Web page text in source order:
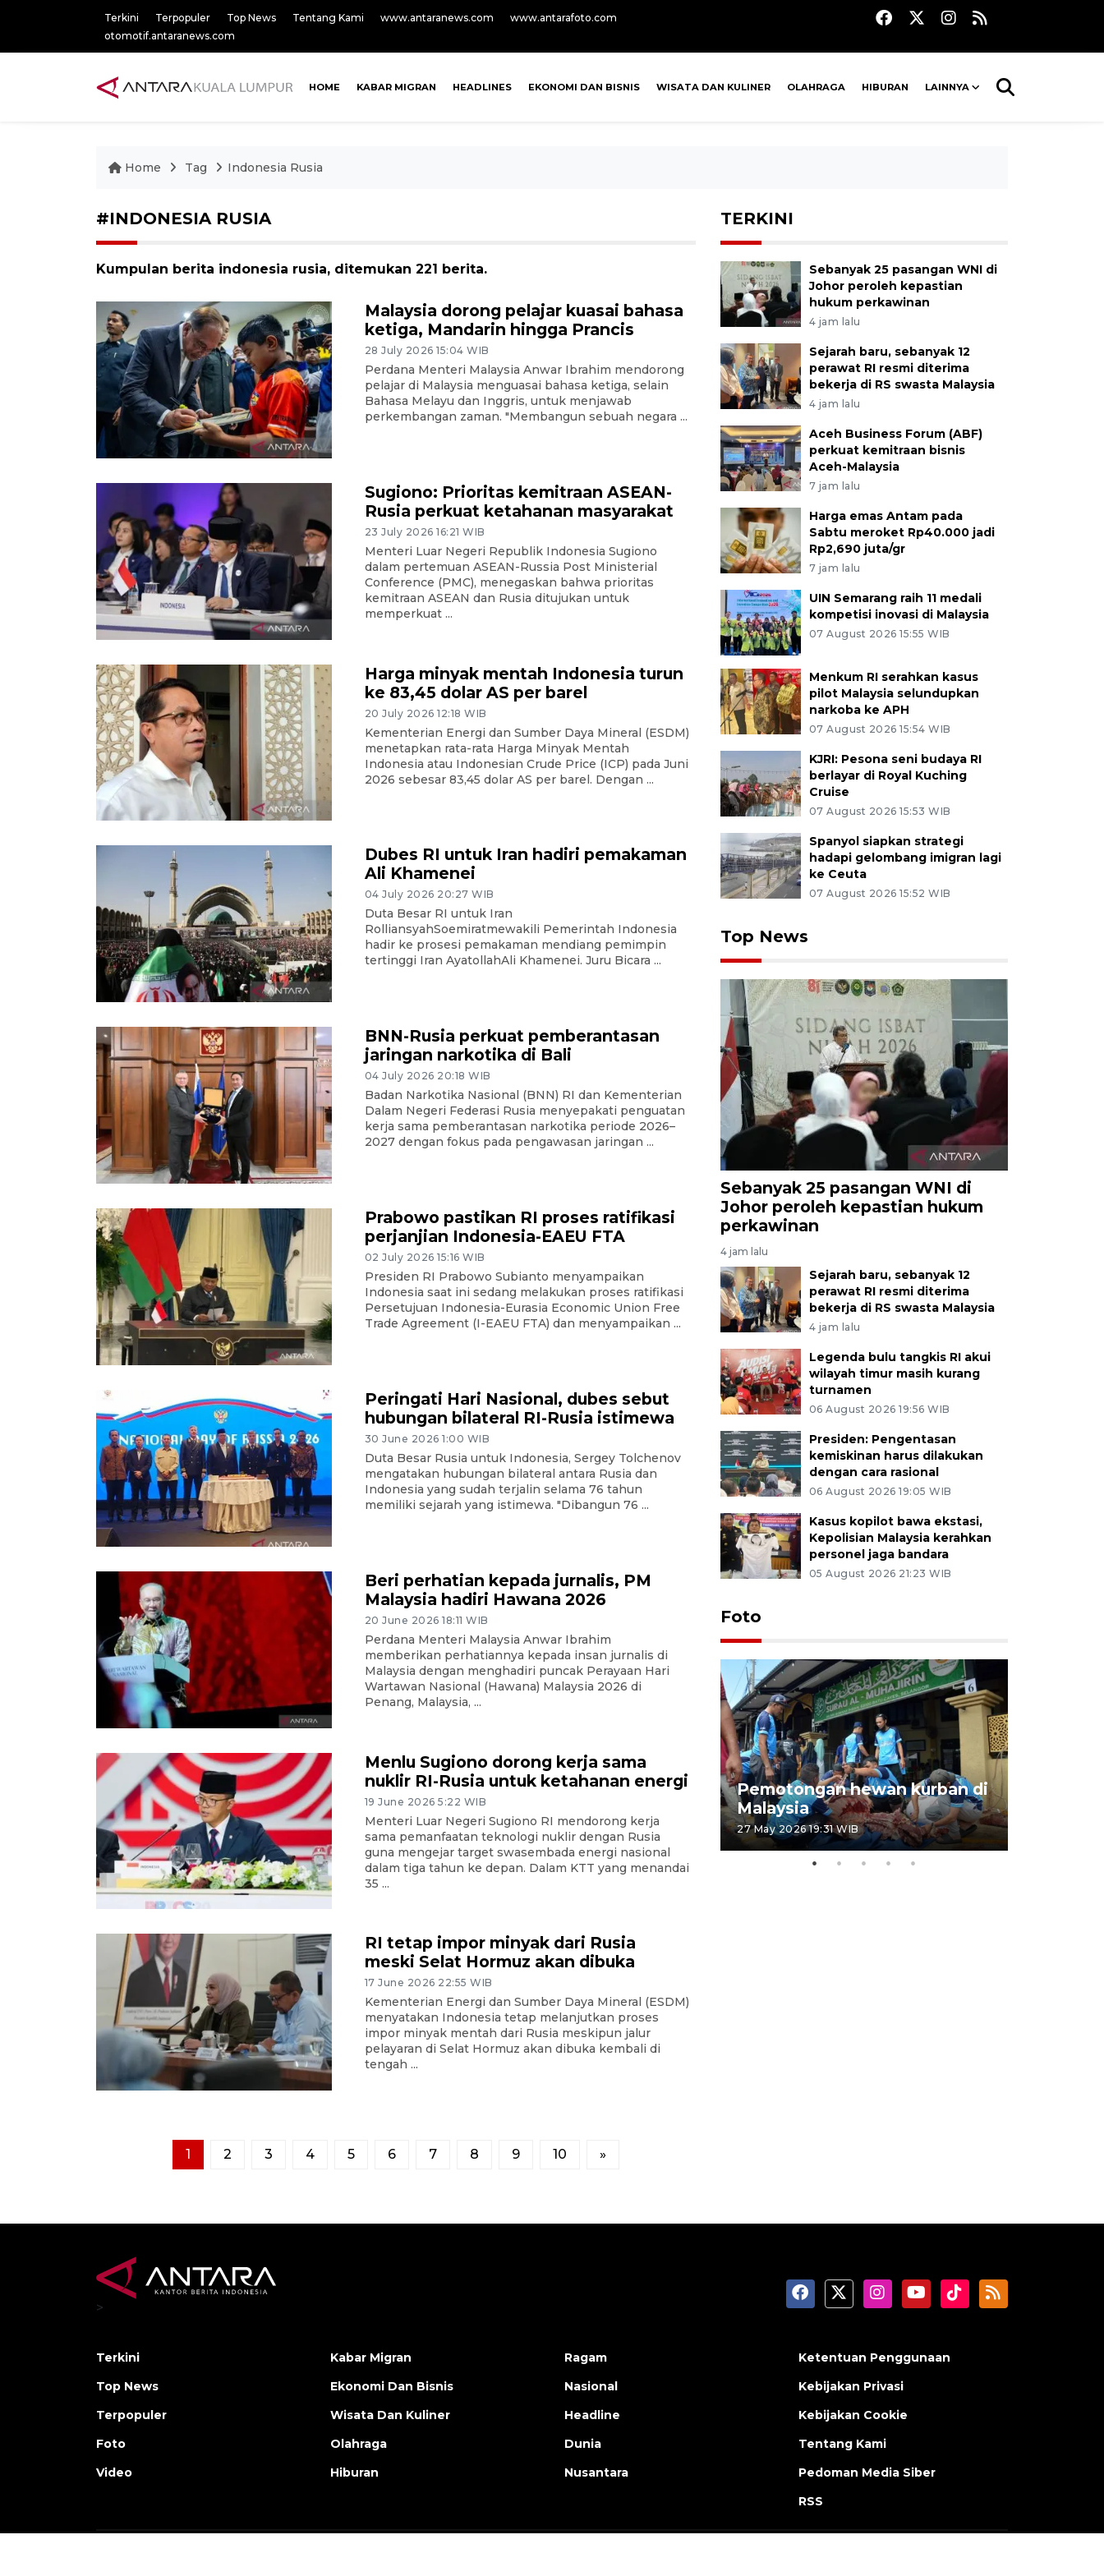
Terkini Terpopuler Top News Tentang Kami www.antaranews.com
www.antarafoto.com
otomotif.antaranews.com
HOME KABAR MIGRAN HEADLINES EKONOMI DAN BISNIS WISATA DAN KULINER OLAHRAGA HIBURAN LAINNYA
Home Tag Indonesia Rusia
#INDONESIA RUSIA
Kumpulan berita indonesia rusia, ditemukan 221 berita.
Malaysia dorong pelajar kuasai bahasa
ketiga, Mandarin hingga Prancis
28 July 2026 15:04 WIB
Perdana Menteri Malaysia Anwar Ibrahim mendorong
pelajar di Malaysia menguasai bahasa ketiga, selain
Bahasa Melayu dan Inggris, untuk menjawab
perkembangan zaman. "Membangun sebuah negara ...
Sugiono: Prioritas kemitraan ASEAN-
Rusia perkuat ketahanan masyarakat
23 July 2026 16:21 WIB
Menteri Luar Negeri Republik Indonesia Sugiono
dalam pertemuan ASEAN-Russia Post Ministerial
Conference (PMC), menegaskan bahwa prioritas
kemitraan ASEAN dan Rusia ditujukan untuk
memperkuat ...
Harga minyak mentah Indonesia turun
ke 83,45 dolar AS per barel
20 July 2026 12:18 WIB
Kementerian Energi dan Sumber Daya Mineral (ESDM)
menetapkan rata-rata Harga Minyak Mentah
Indonesia atau Indonesian Crude Price (ICP) pada Juni
2026 sebesar 83,45 dolar AS per barel. Dengan ...
Dubes RI untuk Iran hadiri pemakaman
Ali Khamenei
04 July 2026 20:27 WIB
Duta Besar RI untuk Iran
RolliansyahSoemiratmewakili Pemerintah Indonesia
hadir ke prosesi pemakaman mendiang pemimpin
tertinggi Iran AyatollahAli Khamenei. Juru Bicara ...
BNN-Rusia perkuat pemberantasan
jaringan narkotika di Bali
04 July 2026 20:18 WIB
Badan Narkotika Nasional (BNN) RI dan Kementerian
Dalam Negeri Federasi Rusia menyepakati penguatan
kerja sama pemberantasan narkotika periode 2026–
2027 dengan fokus pada pengawasan jaringan ...
Prabowo pastikan RI proses ratifikasi
perjanjian Indonesia-EAEU FTA
02 July 2026 15:16 WIB
Presiden RI Prabowo Subianto menyampaikan
Indonesia saat ini sedang melakukan proses ratifikasi
Persetujuan Indonesia-Eurasia Economic Union Free
Trade Agreement (I-EAEU FTA) dan menyampaikan ...
Peringati Hari Nasional, dubes sebut
hubungan bilateral RI-Rusia istimewa
30 June 2026 1:00 WIB
Duta Besar Rusia untuk Indonesia, Sergey Tolchenov
mengatakan hubungan bilateral antara Rusia dan
Indonesia yang sudah terjalin selama 76 tahun
memiliki sejarah yang istimewa. "Dibangun 76 ...
Beri perhatian kepada jurnalis, PM
Malaysia hadiri Hawana 2026
20 June 2026 18:11 WIB
Perdana Menteri Malaysia Anwar Ibrahim
memberikan perhatiannya kepada insan jurnalis di
Malaysia dengan menghadiri puncak Perayaan Hari
Wartawan Nasional (Hawana) Malaysia 2026 di
Penang, Malaysia, ...
Menlu Sugiono dorong kerja sama
nuklir RI-Rusia untuk ketahanan energi
19 June 2026 5:22 WIB
Menteri Luar Negeri Sugiono RI mendorong kerja
sama pemanfaatan teknologi nuklir dengan Rusia
guna mengejar target swasembada energi nasional
dalam tiga tahun ke depan. Dalam KTT yang menandai
35 ...
RI tetap impor minyak dari Rusia
meski Selat Hormuz akan dibuka
17 June 2026 22:55 WIB
Kementerian Energi dan Sumber Daya Mineral (ESDM)
menyatakan Indonesia tetap melanjutkan proses
impor minyak mentah dari Rusia meskipun jalur
pelayaran di Selat Hormuz akan dibuka kembali di
tengah ...
1 2 3 4 5 6 7 8 9 10 »
TERKINI
Sebanyak 25 pasangan WNI di
Johor peroleh kepastian
hukum perkawinan
4 jam lalu
Sejarah baru, sebanyak 12
perawat RI resmi diterima
bekerja di RS swasta Malaysia
4 jam lalu
Aceh Business Forum (ABF)
perkuat kemitraan bisnis
Aceh-Malaysia
7 jam lalu
Harga emas Antam pada
Sabtu meroket Rp40.000 jadi
Rp2,690 juta/gr
7 jam lalu
UIN Semarang raih 11 medali
kompetisi inovasi di Malaysia
07 August 2026 15:55 WIB
Menkum RI serahkan kasus
pilot Malaysia selundupkan
narkoba ke APH
07 August 2026 15:54 WIB
KJRI: Pesona seni budaya RI
berlayar di Royal Kuching
Cruise
07 August 2026 15:53 WIB
Spanyol siapkan strategi
hadapi gelombang imigran lagi
ke Ceuta
07 August 2026 15:52 WIB
Top News
Sebanyak 25 pasangan WNI di
Johor peroleh kepastian hukum
perkawinan
4 jam lalu
Sejarah baru, sebanyak 12
perawat RI resmi diterima
bekerja di RS swasta Malaysia
4 jam lalu
Legenda bulu tangkis RI akui
wilayah timur masih kurang
turnamen
06 August 2026 19:56 WIB
Presiden: Pengentasan
kemiskinan harus dilakukan
dengan cara rasional
06 August 2026 19:05 WIB
Kasus kopilot bawa ekstasi,
Kepolisian Malaysia kerahkan
personel jaga bandara
05 August 2026 21:23 WIB
Foto
Tarawih di Malaysia
19 February 2026 19:47 WIB
Pemotongan hewan kurban di
Malaysia
27 May 2026 19:31 WIB
>
Terkini
Top News
Terpopuler
Foto
Video
Kabar Migran
Ekonomi Dan Bisnis
Wisata Dan Kuliner
Olahraga
Hiburan
Ragam
Nasional
Headline
Dunia
Nusantara
Ketentuan Penggunaan
Kebijakan Privasi
Kebijakan Cookie
Tentang Kami
Pedoman Media Siber
RSS